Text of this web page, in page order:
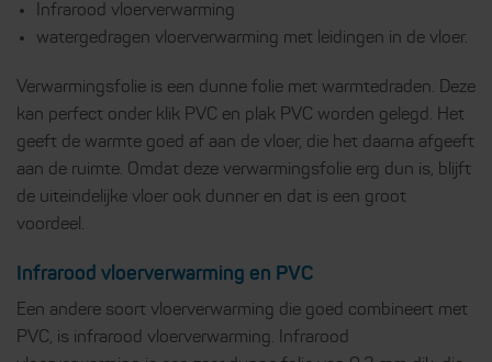
Infrarood vloerverwarming
watergedragen vloerverwarming met leidingen in de vloer.
Verwarmingsfolie is een dunne folie met warmtedraden. Deze
kan perfect onder klik PVC en plak PVC worden gelegd. Het
geeft de warmte goed af aan de vloer, die het daarna afgeeft
aan de ruimte. Omdat deze verwarmingsfolie erg dun is, blijft
de uiteindelijke vloer ook dunner en dat is een groot
voordeel.
Infrarood vloerverwarming en PVC
Een andere soort vloerverwarming die goed combineert met
PVC, is infrarood vloerverwarming. Infrarood